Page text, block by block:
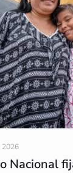
2026
Nacional